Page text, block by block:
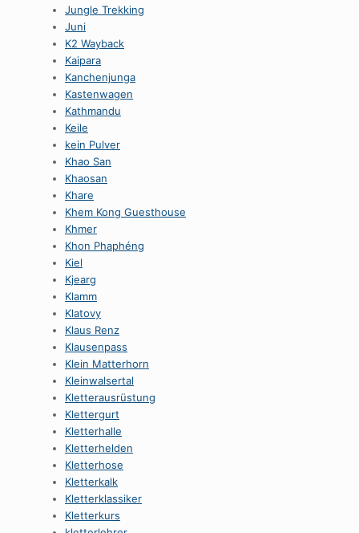
Jungle Trekking
Juni
K2 Wayback
Kaipara
Kanchenjunga
Kastenwagen
Kathmandu
Keile
kein Pulver
Khao San
Khaosan
Khare
Khem Kong Guesthouse
Khmer
Khon Phaphéng
Kiel
Kjearg
Klamm
Klatovy
Klaus Renz
Klausenpass
Klein Matterhorn
Kleinwalsertal
Kletterausrüstung
Klettergurt
Kletterhalle
Kletterhelden
Kletterhose
Kletterkalk
Kletterklassiker
Kletterkurs